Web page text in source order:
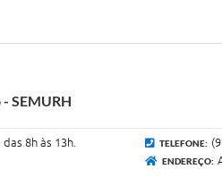
SEMURH
8h às 13h. TELEFONE:
ENDEREÇO: